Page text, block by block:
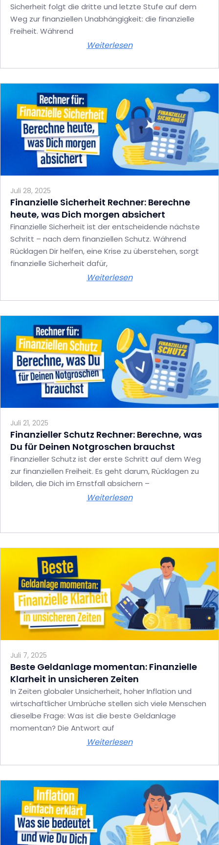
Sicherheit folgt die dritte und letzte Stufe auf dem
Weg zur finanziellen Unabhängigkeit: die finanzielle
Freiheit. Während
Weiterlesen
Juli 28, 2025
Finanzielle Sicherheit Rechner: Berechne
heute, was Dich morgen absichert
Finanzielle Sicherheit ist der entscheidende nächste
Schritt – nach dem finanziellen Schutz. Während
Rücklagen Dir helfen, eine Krise zu überstehen, sorgt
finanzielle Sicherheit dafür,
Weiterlesen
Juli 21, 2025
Finanzieller Schutz Rechner: Berechne, was
Du für Deinen Notgroschen brauchst
Finanzieller Schutz ist der erste Schritt auf dem Weg
zur finanziellen Freiheit. Es geht darum, Rücklagen zu
bilden, die Dich im Ernstfall absichern –
Weiterlesen
Juli 7, 2025
Beste Geldanlage momentan: Finanzielle
Klarheit in unsicheren Zeiten
In Zeiten globaler Unsicherheit, hoher Inflation und
wirtschaftlicher Umbrüche stellen sich viele Menschen
dieselbe Frage: Was ist die beste Geldanlage
momentan? Die Antwort auf
Weiterlesen